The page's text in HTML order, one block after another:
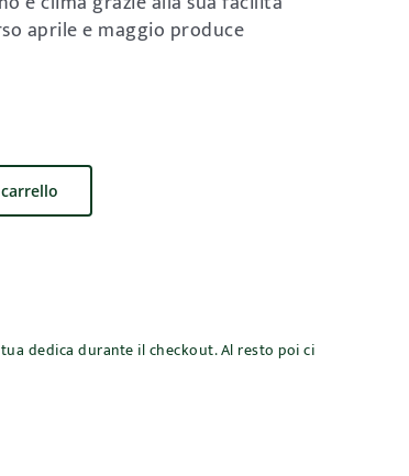
aprile e maggio produce
dedica durante il checkout. Al resto poi ci